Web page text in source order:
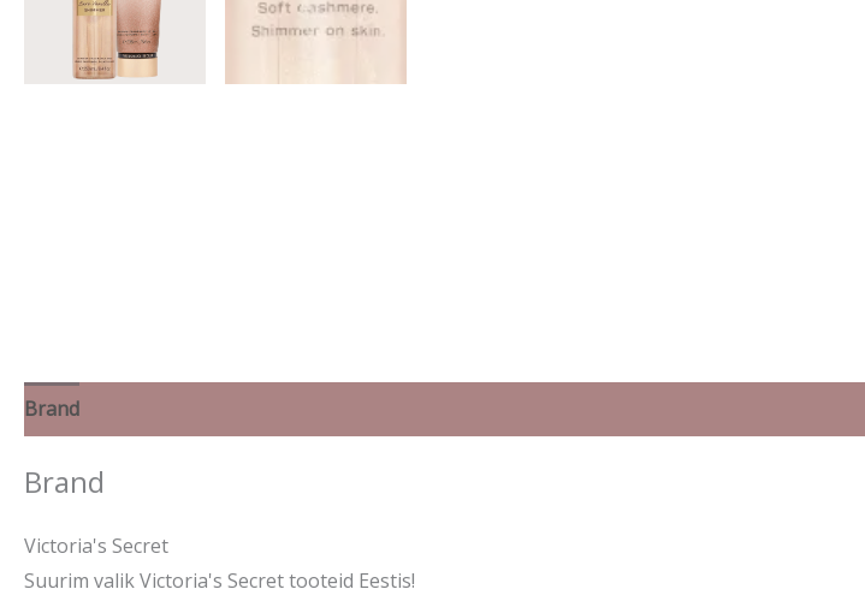
Brand
Brand
Victoria's Secret
Suurim valik Victoria's Secret tooteid Eestis!